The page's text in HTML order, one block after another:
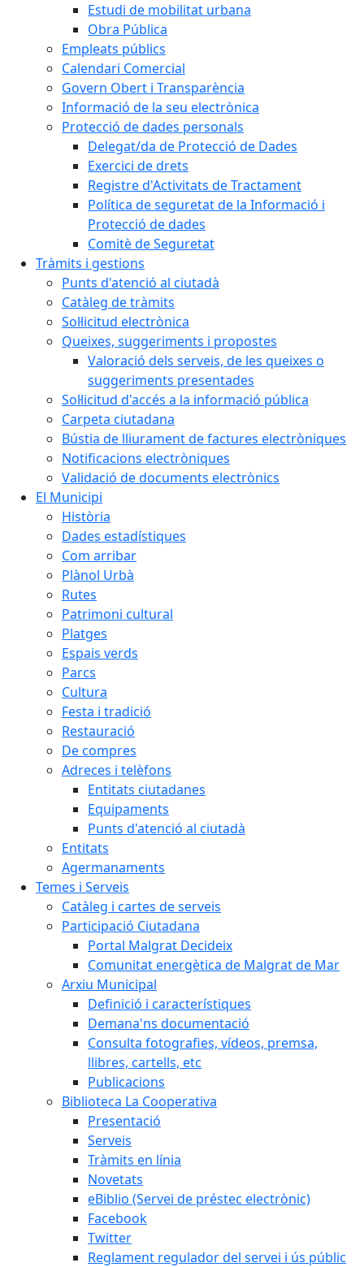
Estudi de mobilitat urbana
Obra Pública
Empleats públics
Calendari Comercial
Govern Obert i Transparència
Informació de la seu electrònica
Protecció de dades personals
Delegat/da de Protecció de Dades
Exercici de drets
Registre d'Activitats de Tractament
Política de seguretat de la Informació i
Protecció de dades
Comitè de Seguretat
Tràmits i gestions
Punts d'atenció al ciutadà
Catàleg de tràmits
Sol·licitud electrònica
Queixes, suggeriments i propostes
Valoració dels serveis, de les queixes o
suggeriments presentades
Sol·licitud d'accés a la informació pública
Carpeta ciutadana
Bústia de lliurament de factures electròniques
Notificacions electròniques
Validació de documents electrònics
El Municipi
Història
Dades estadístiques
Com arribar
Plànol Urbà
Rutes
Patrimoni cultural
Platges
Espais verds
Parcs
Cultura
Festa i tradició
Restauració
De compres
Adreces i telèfons
Entitats ciutadanes
Equipaments
Punts d'atenció al ciutadà
Entitats
Agermanaments
Temes i Serveis
Catàleg i cartes de serveis
Participació Ciutadana
Portal Malgrat Decideix
Comunitat energètica de Malgrat de Mar
Arxiu Municipal
Definició i característiques
Demana'ns documentació
Consulta fotografies, vídeos, premsa,
llibres, cartells, etc
Publicacions
Biblioteca La Cooperativa
Presentació
Serveis
Tràmits en línia
Novetats
eBiblio (Servei de préstec electrònic)
Facebook
Twitter
Reglament regulador del servei i ús públic